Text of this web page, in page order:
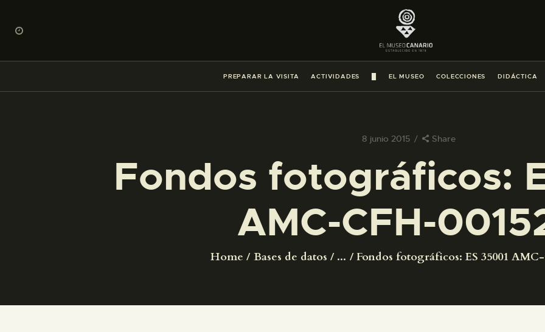
PREPARAR LA VISITA ACTIVIDADES EL MUSEO COLECCIONES DIDÁCTICA
8 junio 2015 Share
Fondos fotográficos:
AMC-CFH-
Home Bases de datos ... Fondos fotográficos: ES 35001
PREPARAR LA VISITA
ACTIVIDADES
█
COLECCIONES
DIDÁCTICA
ESPAÑOL